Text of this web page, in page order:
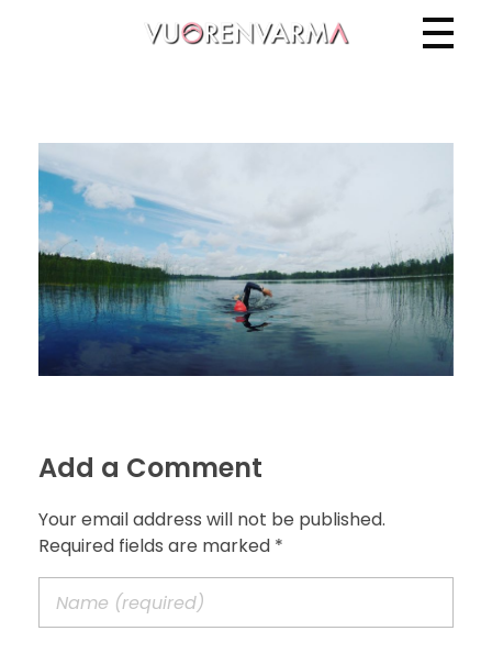
Add a Comment
Your email address will not be published.
Required fields are marked *